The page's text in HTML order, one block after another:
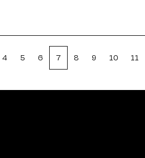
4 5 6 7 8 9 10 11